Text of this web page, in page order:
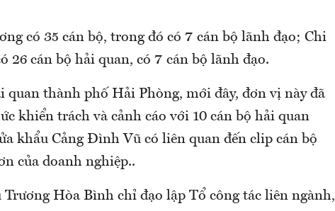
có 35 cán bộ, trong đó có 7 cán bộ lãnh đạo; Chi
26 cán bộ hải quan, có 7 cán bộ lãnh đạo.
quan thành phố Hải Phòng, mới đây, đơn vị này đã
khiển trách và cảnh cáo với 10 cán bộ hải quan
khẩu Cảng Đình Vũ có liên quan đến clip cán bộ
của doanh nghiệp..
Hòa Bình chỉ đạo lập Tổ công tác liên ngành,